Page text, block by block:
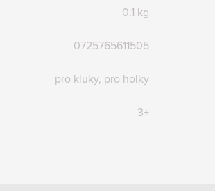
0.1 kg
0725765611505
pro kluky, pro holky
3+